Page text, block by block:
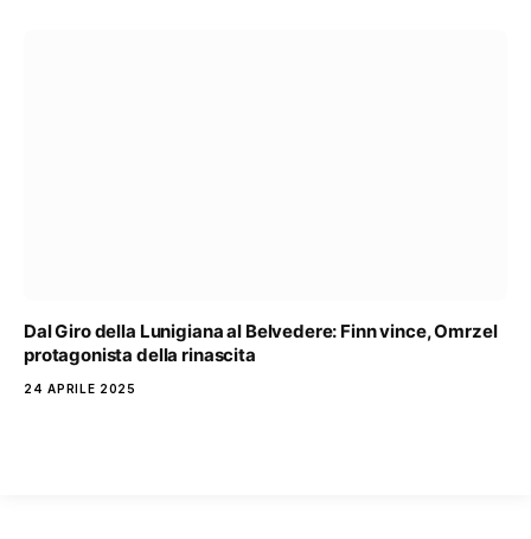
Dal Giro della Lunigiana al Belvedere: Finn vince, Omrzel
protagonista della rinascita
24 APRILE 2025